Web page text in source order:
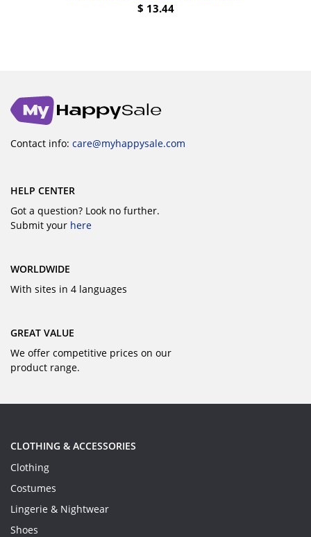
$ 13.44
Contact info: care@myhappysale.com
HELP CENTER
Got a question? Look no further.
Submit your here
WORLDWIDE
With sites in 4 languages
GREAT VALUE
We offer competitive prices on our
product range.
CLOTHING & ACCESSORIES
Clothing
Costumes
Lingerie & Nightwear
Shoes